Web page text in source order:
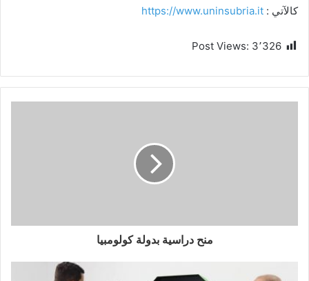
كالآتي : https://www.uninsubria.it
Post Views: 3٬326
منح دراسية بدولة كولومبيا